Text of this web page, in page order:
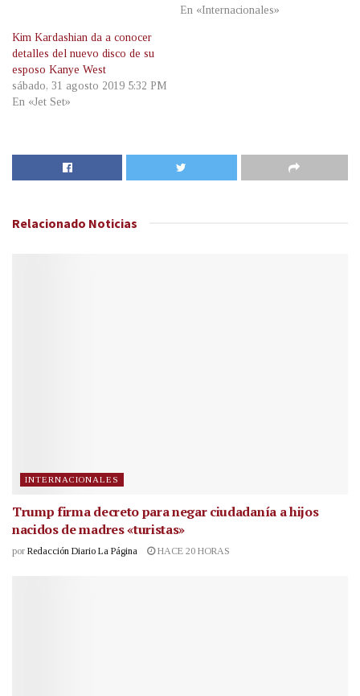
En «Internacionales»
Kim Kardashian da a conocer
detalles del nuevo disco de su
esposo Kanye West
sábado, 31 agosto 2019 5:32 PM
En «Jet Set»
Relacionado Noticias
INTERNACIONALES
Trump firma decreto para negar ciudadanía a hijos
nacidos de madres «turistas»
por Redacción Diario La Página HACE 20 HORAS